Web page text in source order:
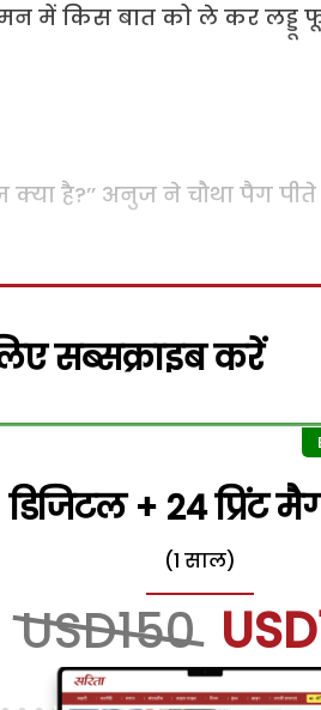
में किस बात को ले कर लड्डू
क्या है?’’ अनुज ने चौथा पैग
सब्सक्राइब करें
डिजिटल + 24 प्रिंट
(1 साल)
USD150